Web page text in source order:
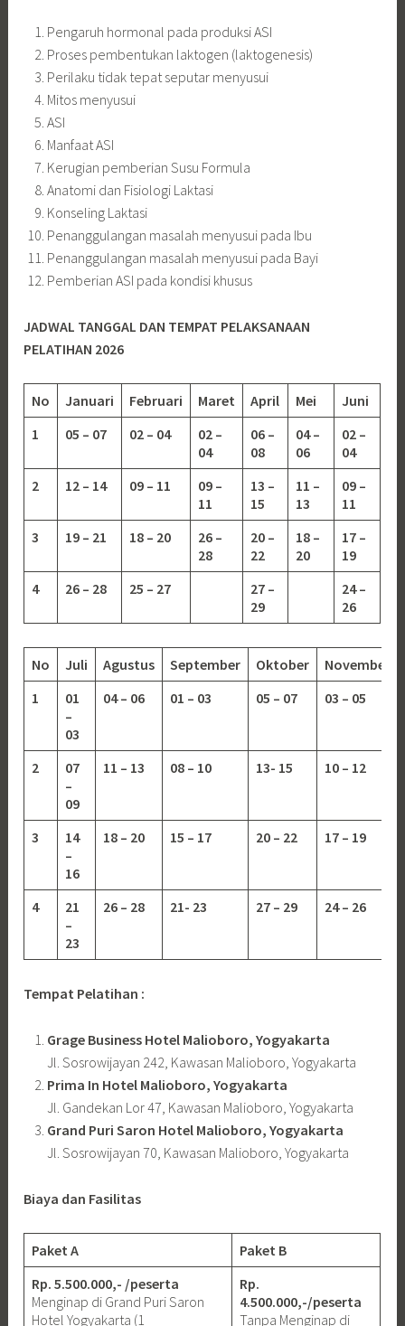
Pengaruh hormonal pada produksi ASI
Proses pembentukan laktogen (laktogenesis)
Perilaku tidak tepat seputar menyusui
Mitos menyusui
ASI
Manfaat ASI
Kerugian pemberian Susu Formula
Anatomi dan Fisiologi Laktasi
Konseling Laktasi
Penanggulangan masalah menyusui pada Ibu
Penanggulangan masalah menyusui pada Bayi
Pemberian ASI pada kondisi khusus
JADWAL TANGGAL DAN TEMPAT PELAKSANAAN
PELATIHAN 2026
No Januari Februari Maret April Mei
Juni
1
05 – 07 02 – 04
02 –
04
06 –
08
04 –
06
02 –
04
2
12 – 14 09 – 11
09 –
11
13 –
15
11 –
13
09 –
11
3
19 – 21 18 – 20
26 –
28
20 –
22
18 –
20
17 –
19
4
26 – 28 25 – 27
27 –
29
24 –
26
No Juli Agustus September Oktober
November
1
01
–
03
04 – 06 01 – 03 05 – 07 03 – 05
2
07
–
09
11 – 13 08 – 10 13- 15 10 – 12
3
14
–
16
18 – 20 15 – 17 20 – 22 17 – 19
4
21
–
23
26 – 28 21- 23 27 – 29 24 – 26
Tempat Pelatihan :
Grage Business Hotel Malioboro, Yogyakarta
Jl. Sosrowijayan 242, Kawasan Malioboro, Yogyakarta
Prima In Hotel Malioboro, Yogyakarta
Jl. Gandekan Lor 47, Kawasan Malioboro, Yogyakarta
Grand Puri Saron Hotel Malioboro, Yogyakarta
Jl. Sosrowijayan 70, Kawasan Malioboro, Yogyakarta
Biaya dan Fasilitas
Paket A
Paket B
Rp. 5.500.000,- /peserta
Menginap di Grand Puri Saron
Hotel Yogyakarta (1
Rp.
4.500.000,-/peserta
Tanpa Menginap di